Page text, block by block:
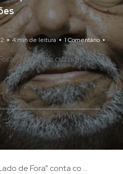
4 min de leitura 1 Comentário
encontro cultural
de Fora” conta co ...